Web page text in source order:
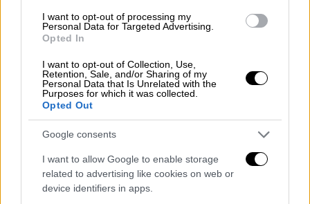
I want to opt-out of processing my
Personal Data for Targeted Advertising.
Opted In
I want to opt-out of Collection, Use,
Retention, Sale, and/or Sharing of my
Personal Data that Is Unrelated with the
Purposes for which it was collected.
Opted Out
Google consents
I want to allow Google to enable storage
related to advertising like cookies on web or
device identifiers in apps.
ηλικιωμένο άντρα χωρίς τις αισθήσεις του
και με το κεφάλι του κάτω από τα
παντζούρια της μπαλκονόπορτας.
Οι εκτιμήσεις της ΕΛ.ΑΣ. για τον
θάνατο του ηλικιωμένου στην Κοζάνη
Αμέσως ειδοποίησαν το ΕΚΑΒ και την
Αστυνομία, με τον εν λόγω άντρα να
φαίνεται πως ήταν νεκρός για αρκετές
ώρες.